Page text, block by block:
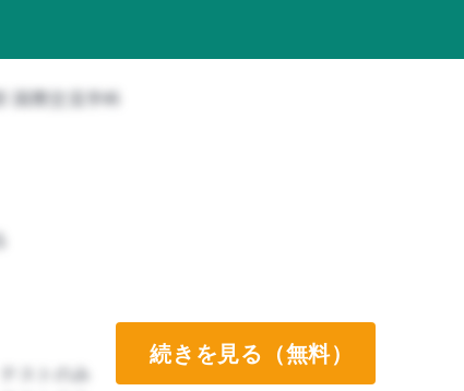
テストのみ
続きを見る（無料）